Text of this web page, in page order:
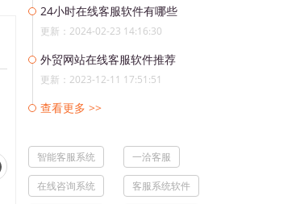
24小时在线客服软件有哪些
更新：2024-02-23 14:16:30
外贸网站在线客服软件推荐
更新：2023-12-11 17:51:51
查看更多 >>
智能客服系统 一洽客服
在线咨询系统 客服系统软件